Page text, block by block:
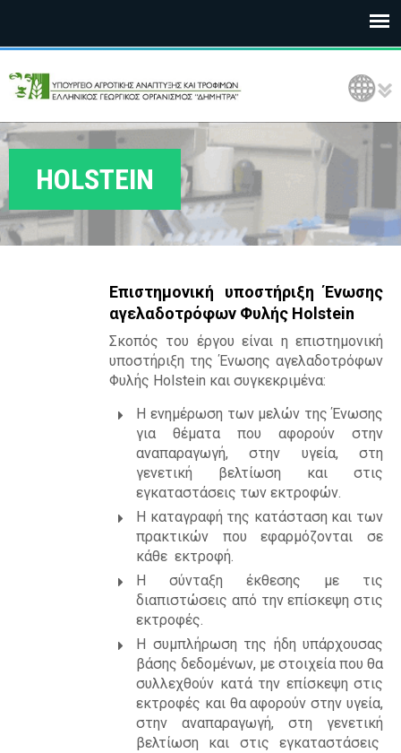
Ε
Λ
Γ
Δ
Η
Language Selection
HOLSTEIN
Επιστημονική υποστήριξη Ένωσης
αγελαδοτρόφων Φυλής Holstein
Σκοπός του έργου είναι η επιστημονική
υποστήριξη της Ένωσης αγελαδοτρόφων
Φυλής Holstein και συγκεκριμένα:
Η ενημέρωση των μελών της Ένωσης
για θέματα που αφορούν στην
αναπαραγωγή, στην υγεία, στη
γενετική βελτίωση και στις
εγκαταστάσεις των εκτροφών.
Η καταγραφή της κατάσταση και των
πρακτικών που εφαρμόζονται σε
κάθε εκτροφή.
Η σύνταξη έκθεσης με τις
διαπιστώσεις από την επίσκεψη στις
εκτροφές.
Η συμπλήρωση της ήδη υπάρχουσας
βάσης δεδομένων, με στοιχεία που θα
συλλεχθούν κατά την επίσκεψη στις
εκτροφές και θα αφορούν στην υγεία,
στην αναπαραγωγή, στη γενετική
βελτίωση και στις εγκαταστάσεις